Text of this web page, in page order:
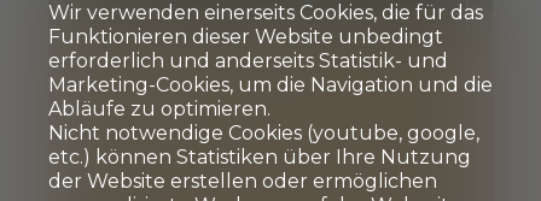
Eigentumswohnung
Niederuzwil
Preis auf Anfrage
Wir verwenden einerseits Cookies, die für das
Funktionieren dieser Website unbedingt
erforderlich und anderseits Statistik- und
Marketing-Cookies, um die Navigation und die
Abläufe zu optimieren.
Nicht notwendige Cookies (youtube, google,
etc.) können Statistiken über Ihre Nutzung
der Website erstellen oder ermöglichen